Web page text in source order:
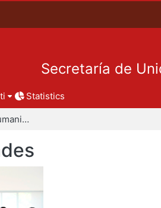
Secretaría de
Statistics
Departamento de Humanidades